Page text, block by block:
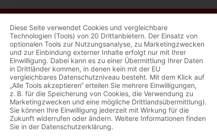
Diese Seite verwendet Cookies und vergleichbare
Technologien (Tools) von 20 Drittanbietern. Der Einsatz von
optionalen Tools zur Nutzungsanalyse, zu Marketingzwecken
und zur Einbindung externer Inhalte erfolgt nur mit Ihrer
Einwilligung. Dabei kann es zu einer Übermittlung Ihrer Daten
in Drittländer kommen, in denen kein mit der EU
vergleichbares Datenschutzniveau besteht. Mit dem Klick auf
„Alle Tools akzeptieren“ erteilen Sie mehrere Einwilligungen,
z. B. für die Speicherung von Cookies, die Verwendung zu
Marketingzwecken und eine mögliche Drittlandsübermittlung).
Sie können Ihre Einwilligung jederzeit mit Wirkung für die
Zukunft widerrufen oder ändern. Weitere Informationen finden
Sie in der Datenschutzerklärung.